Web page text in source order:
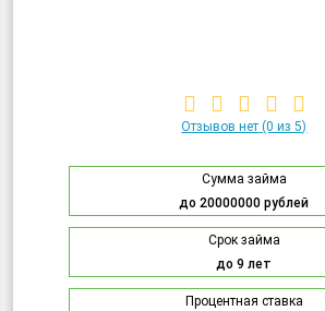
Отзывов нет (0 из 5)
Сумма займа
до 20000000 рублей
Срок займа
до 9 лет
Процентная ставка